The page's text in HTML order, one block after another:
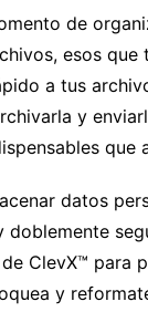
de
esos que
a tus
y
que
datos
doblemente
de ClevX™ para
y